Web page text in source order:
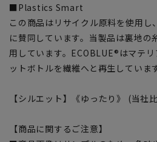
■Plastics Smart
この商品はリサイクル原料を使用し
に賛同しています。当製品は裏地の
用しています。ECOBLUE®はマテ
ットボトルを繊維へと再生しています
【シルエット】《ゆったり》 (当社
【商品に関するご注意】